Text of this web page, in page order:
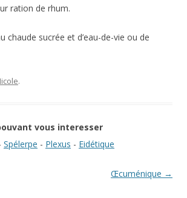
ration de rhum.
chaude sucrée et d’eau-de-vie ou de
.
vous interesser
Spélerpe - Plexus - Eidétique
Œcuménique →